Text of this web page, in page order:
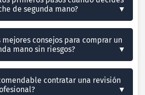
de segunda mano?
mejores consejos para comprar un
mano sin riesgos?
contratar una revisión